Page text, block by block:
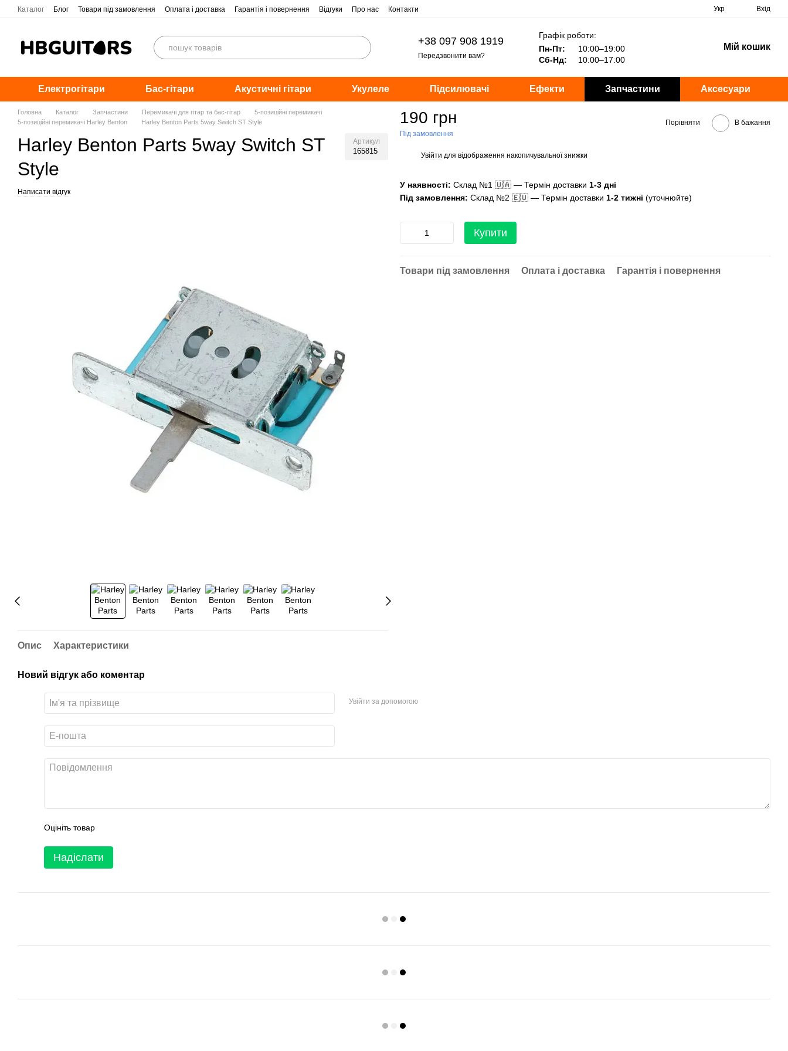
Перейти до основного контенту
Каталог Блог Товари під замовлення Оплата і доставка Гарантія і повернення Відгуки Про нас Контакти Укр Вхід
+38 097 908 1919
Передзвонити вам?
Графік роботи:
Пн-Пт:
10:00–19:00
Сб-Нд:
10:00–17:00
Мій кошик
Електрогітари Бас-гітари Акустичні гітари Укулеле Підсилювачі Ефекти Запчастини Аксесуари
Головна Каталог Запчастини Перемикачі для гітар та бас-гітар
5-позиційні перемикачі
5-позиційні перемикачі Harley Benton
Harley Benton Parts 5way Switch ST Style
Harley Benton Parts 5way Switch ST
Style
Артикул
165815
Написати відгук
Опис Характеристики
190 грн
Під замовлення
Порівняти В бажання
Увійти для відображення накопичувальної знижки
У наявності: Склад №1 🇺🇦 — Термін доставки 1-3 дні
Під замовлення: Склад №2 🇪🇺 — Термін доставки 1-2 тижні (уточнюйте)
Купити
Товари під замовлення Оплата і доставка Гарантія і повернення
Новий відгук або коментар
Увійти за допомогою
Оцініть товар
Надіслати